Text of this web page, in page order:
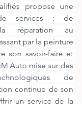
propose une
services : de
réparation au
par la peinture
son savoir-faire et
Auto mise sur des
de
continue de son
un service de la